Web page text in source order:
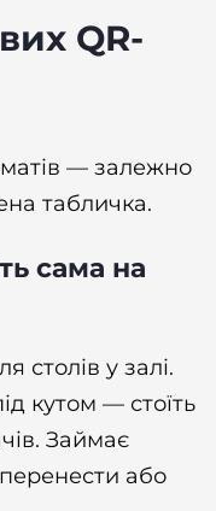
QR-
— залежно
табличка.
сама на
столів у залі.
кутом — стоїть
Займає
або